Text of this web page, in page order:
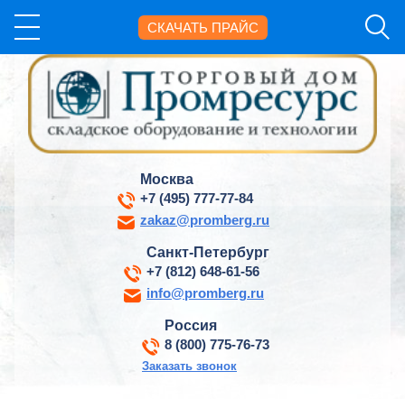
СКАЧАТЬ ПРАЙС
Москва
+7 (495) 777-77-84
zakaz@promberg.ru
Санкт-Петербург
+7 (812) 648-61-56
info@promberg.ru
Россия
8 (800) 775-76-73
Заказать звонок